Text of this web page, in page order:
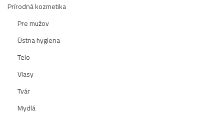
Prírodná kozmetika
Pre mužov
Ústna hygiena
Telo
Vlasy
Tvár
Mydlá